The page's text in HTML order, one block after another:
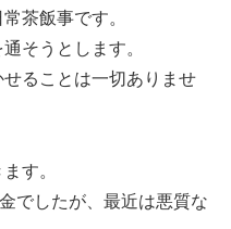
茶飯事です。
そうとします。
ることは一切ありませ
す。
でしたが、最近は悪質な